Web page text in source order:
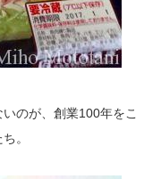
のが、創業100年をこ
。